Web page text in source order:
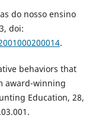
do nosso ensino
doi:
.
behaviors that
award-winning
Education, 28,